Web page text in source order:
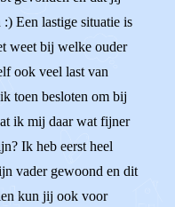
Een lastige situatie is
weet bij welke ouder
ook veel last van
toen besloten om bij
ik mij daar wat fijner
Ik heb eerst heel
vader gewoond en dit
kun jij ook voor